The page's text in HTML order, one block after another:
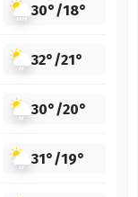
30°/18°
32°/21°
30°/20°
31°/19°